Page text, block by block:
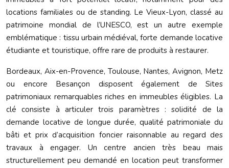
locations familiales ou de standing. Le Vieux-Lyon, classé au
patrimoine mondial de l’UNESCO, est un autre exemple
emblématique : tissu urbain médiéval, forte demande locative
étudiante et touristique, offre rare de produits à restaurer.
Bordeaux, Aix-en-Provence, Toulouse, Nantes, Avignon, Metz
ou encore Besançon disposent également de Sites
patrimoniaux remarquables riches en immeubles éligibles. La
clé consiste à articuler trois paramètres : solidité de la
demande locative de longue durée, qualité patrimoniale du
bâti et prix d’acquisition foncier raisonnable au regard des
travaux à engager. Un centre ancien très beau mais
structurellement peu demandé en location peut transformer